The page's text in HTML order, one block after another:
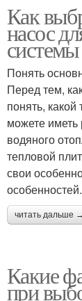
Как
насос
Понять
Перед тем,
понять,
можете иметь
водяного
тепловой
свои
особенностей.
читать дальше →
Какие
при